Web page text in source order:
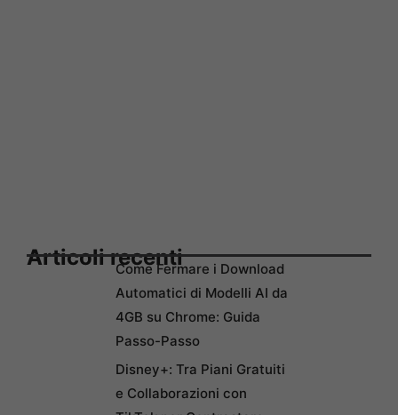
Articoli recentiCome Fermare i Download
Automatici di Modelli AI da
4GB su Chrome: Guida
Passo-Passo
Disney+: Tra Piani Gratuiti
e Collaborazioni con